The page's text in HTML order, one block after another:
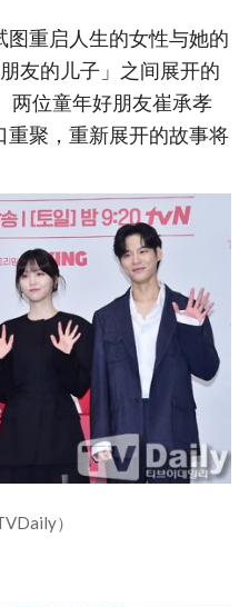
图重启人生的女性与她的
友的儿子」之间展开的
两位童年好朋友崔承孝
聚，重新展开的故事将
）